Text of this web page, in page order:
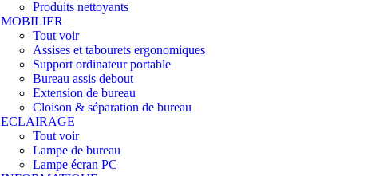
Produits nettoyants
MOBILIER
Tout voir
Assises et tabourets ergonomiques
Support ordinateur portable
Bureau assis debout
Extension de bureau
Cloison & séparation de bureau
ECLAIRAGE
Tout voir
Lampe de bureau
Lampe écran PC